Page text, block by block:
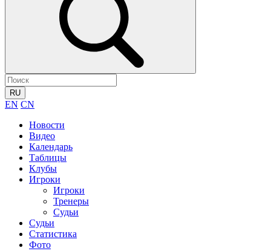
RU
EN CN
Новости
Видео
Календарь
Таблицы
Клубы
Игроки
Игроки
Тренеры
Судьи
Судьи
Статистика
Фото